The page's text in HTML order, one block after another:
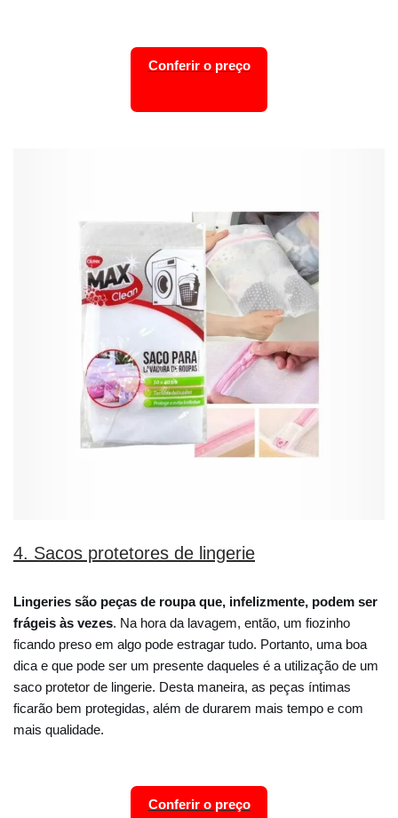
Conferir o preço
4. Sacos protetores de lingerie
Lingeries são peças de roupa que, infelizmente, podem ser
frágeis às vezes. Na hora da lavagem, então, um fiozinho
ficando preso em algo pode estragar tudo. Portanto, uma boa
dica e que pode ser um presente daqueles é a utilização de um
saco protetor de lingerie. Desta maneira, as peças íntimas
ficarão bem protegidas, além de durarem mais tempo e com
mais qualidade.
Conferir o preço